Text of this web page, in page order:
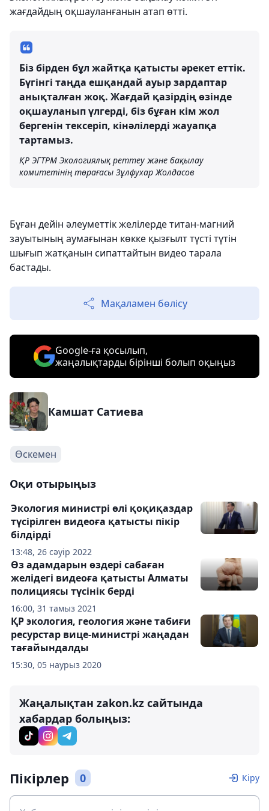
жағдайдың оқшауланғанын атап өтті.
Біз бірден бұл жайтқа қатысты әрекет еттік.
Бүгінгі таңда ешқандай ауыр зардаптар
анықталған жоқ. Жағдай қазірдің өзінде
оқшауланып үлгерді, біз бұған кім жол
бергенін тексеріп, кінәлілерді жауапқа
тартамыз.
ҚР ЭГТРМ Экологиялық реттеу және бақылау
комитетінің төрағасы Зұлфухар Жолдасов
Бұған дейін әлеуметтік желілерде титан-магний
зауытының аумағынан көкке қызғылт түсті түтін
шығып жатқанын сипаттайтын видео тарала
бастады.
Мақаламен бөлісу
Google-ға қосылып,
жаңалықтарды бірінші болып оқыңыз
Камшат Сатиева
Өскемен
Оқи отырыңыз
13:48, 26 сәуір 2022
Экология министрі өлі қоқиқаздар
түсірілген видеоға қатысты пікір
білдірді
16:00, 31 тамыз 2021
Өз адамдарын өздері сабаған
желідегі видеоға қатысты Алматы
полициясы түсінік берді
15:30, 05 наурыз 2020
ҚР экология, геология және табиғи
ресурстар вице-министрі жаңадан
тағайындалды
Жаңалықтан zakon.kz сайтында
хабардар болыңыз:
Пікірлер 0 Кіру